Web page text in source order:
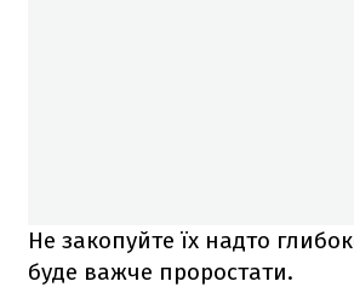
Не закопуйте їх надто
буде важче проростати.